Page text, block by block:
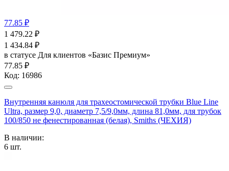
77.85 ₽
1 479.22 ₽
1 434.84 ₽
в статусе Для клиентов «Базис Премиум»
77.85 ₽
Код: 16986
Внутренняя канюля для трахеостомической трубки Blue Line
Ultra, размер 9,0, диаметр 7,5/9,0мм, длина 81,0мм, для трубок
100/850 не фенестированная (белая), Smiths (ЧЕХИЯ)
В наличии:
6 шт.